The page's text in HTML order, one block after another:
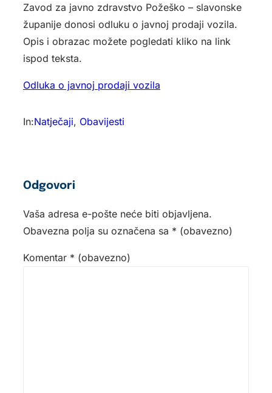
Zavod za javno zdravstvo Požeško – slavonske
županije donosi odluku o javnoj prodaji vozila.
Opis i obrazac možete pogledati kliko na link
ispod teksta.
Odluka o javnoj prodaji vozila
In:Natječaji, Obavijesti
Odgovori
Vaša adresa e-pošte neće biti objavljena.
Obavezna polja su označena sa * (obavezno)
Komentar * (obavezno)